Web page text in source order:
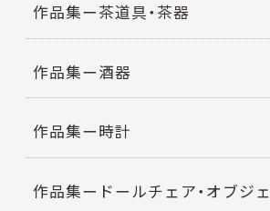
作品集ー茶道具・茶器
作品集ー酒器
作品集ー時計
作品集ードールチェア・オブジェ